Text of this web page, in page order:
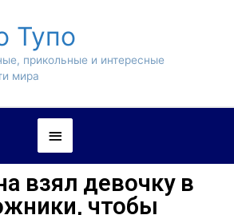
Тупо
прикольные и интересные
мира
взял девочку в
чтобы